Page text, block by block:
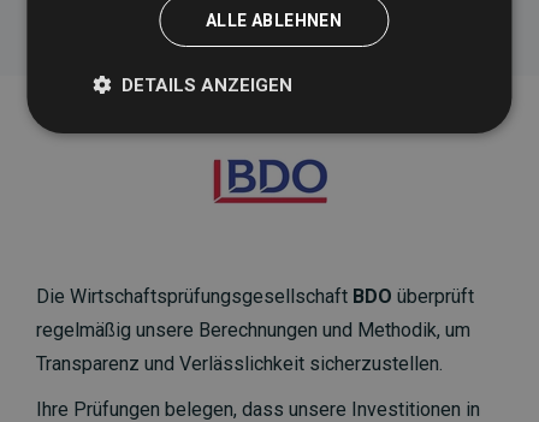
Die Wirtschaftsprüfungsgesellschaft BDO überprüft
regelmäßig unsere Berechnungen und Methodik, um
Transparenz und Verlässlichkeit sicherzustellen.
Ihre Prüfungen belegen, dass unsere Investitionen in
ALLE ABLEHNEN
DETAILS ANZEIGEN